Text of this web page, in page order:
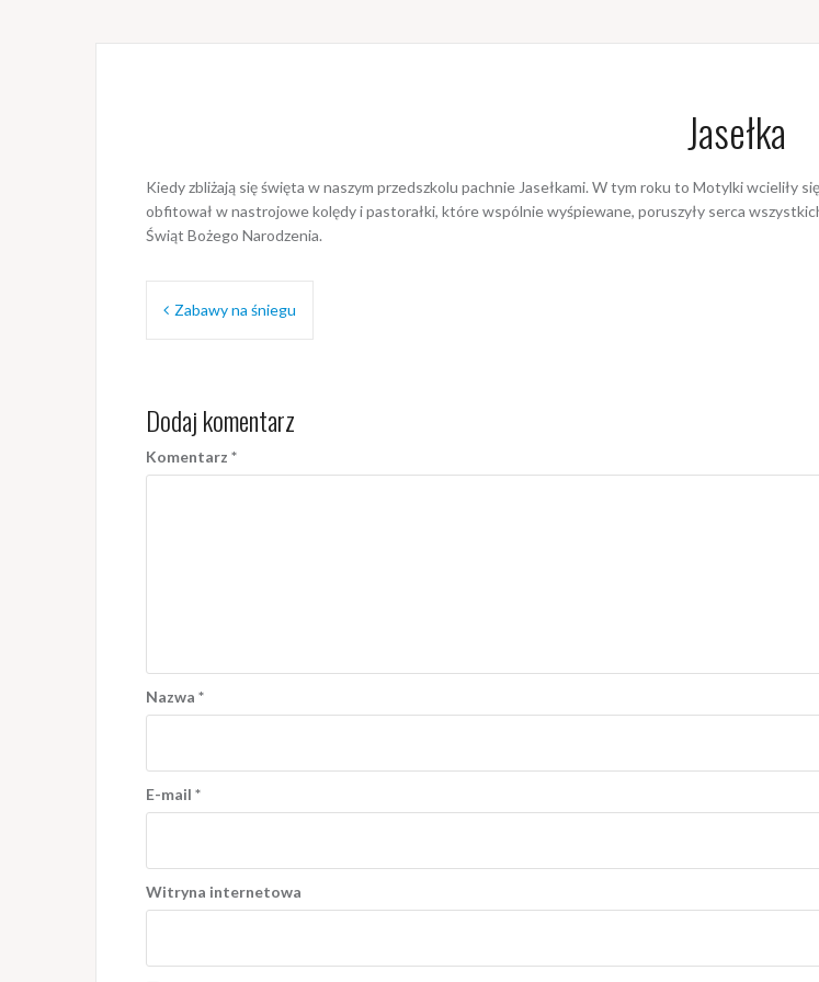
Jasełka
Kiedy zbliżają się święta w naszym przedszkolu pachnie Jasełkami. W tym roku to Motylki wcieliły
obfitował w nastrojowe kolędy i pastorałki, które wspólnie wyśpiewane, poruszyły serca
Świąt Bożego Narodzenia.
Nawigacja
Zabawy na śniegu
Dodaj komentarz
Komentarz *
Nazwa *
E-mail *
Witryna internetowa